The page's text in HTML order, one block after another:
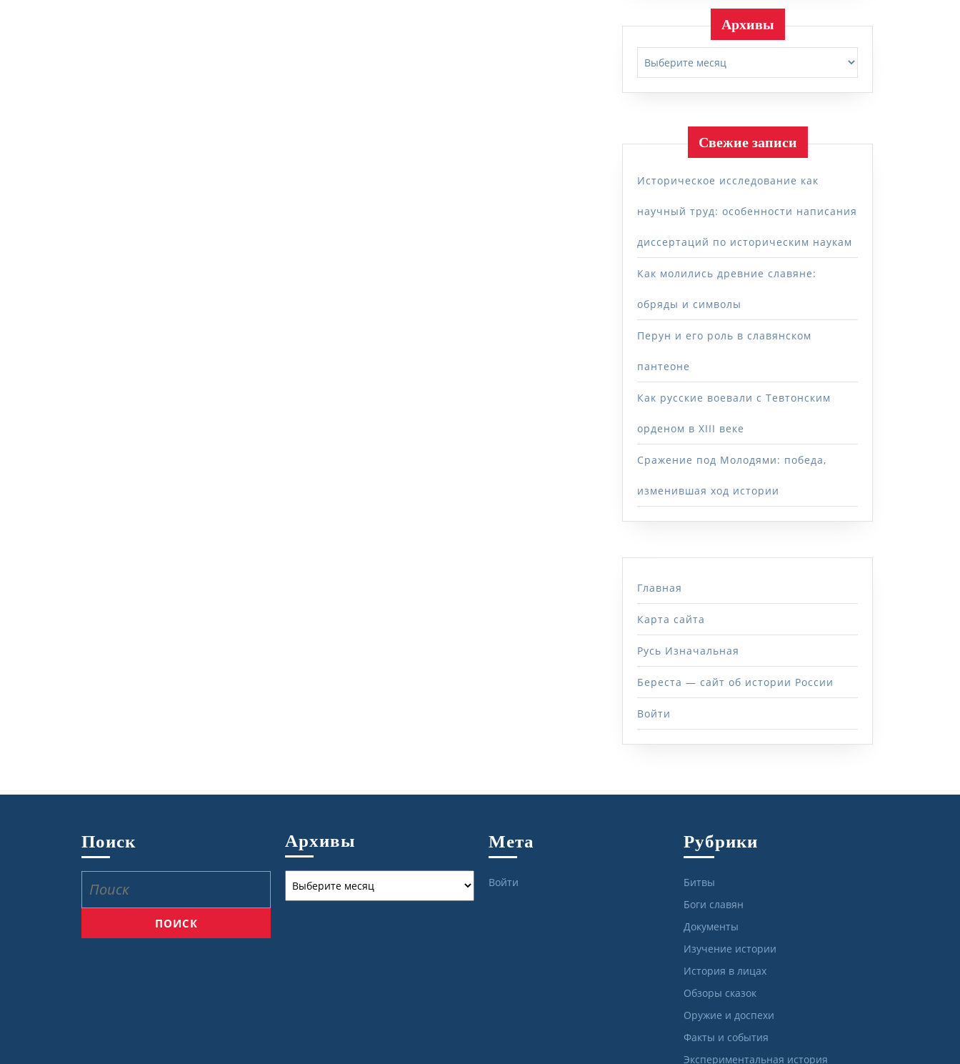
Архивы
Свежие записи
Историческое исследование как
научный труд: особенности написания
диссертаций по историческим наукам
Как молились древние славяне:
обряды и символы
Перун и его роль в славянском
пантеоне
Как русские воевали с Тевтонским
орденом в XIII веке
Сражение под Молодями: победа,
изменившая ход истории
Главная
Карта сайта
Русь Изначальная
Береста — сайт об истории России
Войти
Поиск Архивы Мета
Войти
Рубрики
Битвы
Боги славян
Документы
Изучение истории
История в лицах
Обзоры сказок
Оружие и доспехи
Факты и события
Экспериментальная история